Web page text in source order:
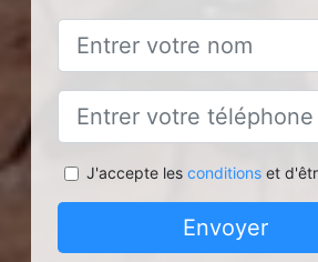
J'accepte les conditionset
Envoyer